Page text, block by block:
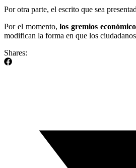
Por otra parte, el escrito que sea
Por el momento, los gremios
modifican la forma en que los
Shares: